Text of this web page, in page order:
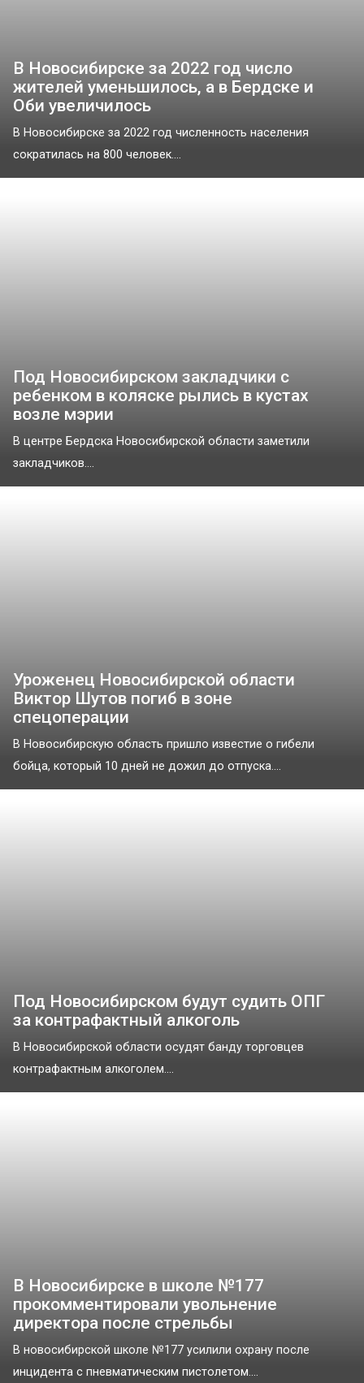
В Новосибирске за 2022 год число
жителей уменьшилось, а в Бердске и
Оби увеличилось
В Новосибирске за 2022 год численность населения
сократилась на 800 человек....
Под Новосибирском закладчики с
ребенком в коляске рылись в кустах
возле мэрии
В центре Бердска Новосибирской области заметили
закладчиков....
Уроженец Новосибирской области
Виктор Шутов погиб в зоне
спецоперации
В Новосибирскую область пришло известие о гибели
бойца, который 10 дней не дожил до отпуска....
Под Новосибирском будут судить ОПГ
за контрафактный алкоголь
В Новосибирской области осудят банду торговцев
контрафактным алкоголем....
В Новосибирске в школе №177
прокомментировали увольнение
директора после стрельбы
В новосибирской школе №177 усилили охрану после
инцидента с пневматическим пистолетом....